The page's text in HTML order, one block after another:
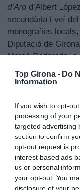
Top Girona - Do
Information
If you wish to opt-
processing of your
targeted advertising
section to confirm
opt-out request is
interest-based ads
us or personal
your opt-out. You
disclosure of your
d’Aro d’Albert
secundària i veí
monografies
Diputació de
Mercè Rodoreda, a